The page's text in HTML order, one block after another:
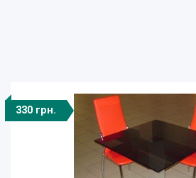
330 грн.